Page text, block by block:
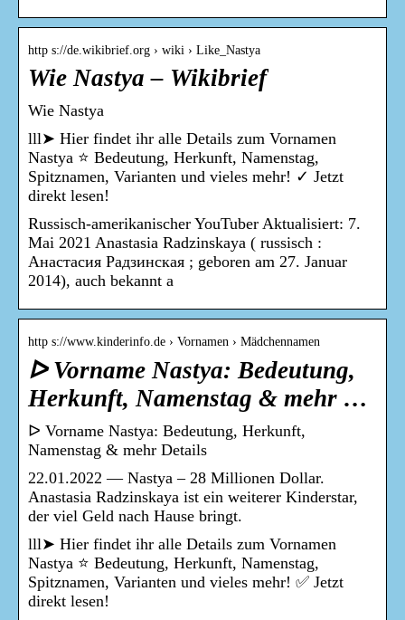
http s://de.wikibrief.org › wiki › Like_Nastya
Wie Nastya – Wikibrief
Wie Nastya
lll➤ Hier findet ihr alle Details zum Vornamen
Nastya ⭐ Bedeutung, Herkunft, Namenstag,
Spitznamen, Varianten und vieles mehr! ✓ Jetzt
direkt lesen!
Russisch-amerikanischer YouTuber Aktualisiert: 7.
Mai 2021 Anastasia Radzinskaya ( russisch :
Анастасия Радзинская ; geboren am 27. Januar
2014), auch bekannt a
http s://www.kinderinfo.de › Vornamen › Mädchennamen
ᐅ Vorname Nastya: Bedeutung,
Herkunft, Namenstag & mehr …
ᐅ Vorname Nastya: Bedeutung, Herkunft,
Namenstag & mehr Details
22.01.2022 — Nastya – 28 Millionen Dollar.
Anastasia Radzinskaya ist ein weiterer Kinderstar,
der viel Geld nach Hause bringt.
lll➤ Hier findet ihr alle Details zum Vornamen
Nastya ⭐ Bedeutung, Herkunft, Namenstag,
Spitznamen, Varianten und vieles mehr! ✅ Jetzt
direkt lesen!